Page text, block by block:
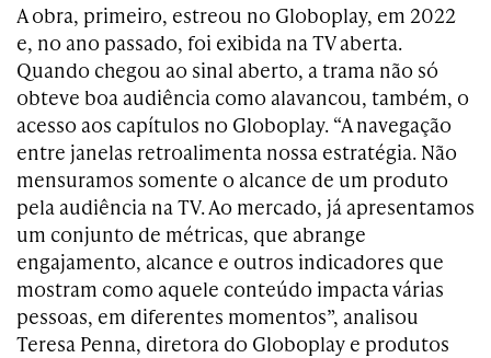
A obra, primeiro, estreou no Globoplay, em 2022
e, no ano passado, foi exibida na TV aberta.
Quando chegou ao sinal aberto, a trama não só
obteve boa audiência como alavancou, também, o
acesso aos capítulos no Globoplay. “A navegação
entre janelas retroalimenta nossa estratégia. Não
mensuramos somente o alcance de um produto
pela audiência na TV. Ao mercado, já apresentamos
um conjunto de métricas, que abrange
engajamento, alcance e outros indicadores que
mostram como aquele conteúdo impacta várias
pessoas, em diferentes momentos”, analisou
Teresa Penna, diretora do Globoplay e produtos